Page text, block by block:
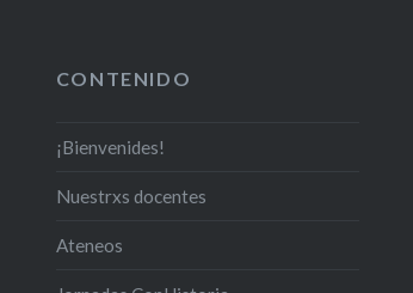
CONTENIDO
¡Bienvenides!
Nuestrxs docentes
Ateneos